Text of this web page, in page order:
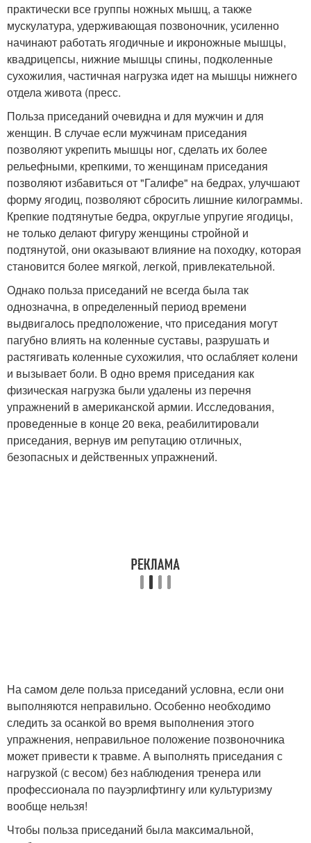
практически все группы ножных мышц, а также
мускулатура, удерживающая позвоночник, усиленно
начинают работать ягодичные и икроножные мышцы,
квадрицепсы, нижние мышцы спины, подколенные
сухожилия, частичная нагрузка идет на мышцы нижнего
отдела живота (пресс.
Польза приседаний очевидна и для мужчин и для
женщин. В случае если мужчинам приседания
позволяют укрепить мышцы ног, сделать их более
рельефными, крепкими, то женщинам приседания
позволяют избавиться от "Галифе" на бедрах, улучшают
форму ягодиц, позволяют сбросить лишние килограммы.
Крепкие подтянутые бедра, округлые упругие ягодицы,
не только делают фигуру женщины стройной и
подтянутой, они оказывают влияние на походку, которая
становится более мягкой, легкой, привлекательной.
Однако польза приседаний не всегда была так
однозначна, в определенный период времени
выдвигалось предположение, что приседания могут
пагубно влиять на коленные суставы, разрушать и
растягивать коленные сухожилия, что ослабляет колени
и вызывает боли. В одно время приседания как
физическая нагрузка были удалены из перечня
упражнений в американской армии. Исследования,
проведенные в конце 20 века, реабилитировали
приседания, вернув им репутацию отличных,
безопасных и действенных упражнений.
На самом деле польза приседаний условна, если они
выполняются неправильно. Особенно необходимо
следить за осанкой во время выполнения этого
упражнения, неправильное положение позвоночника
может привести к травме. А выполнять приседания с
нагрузкой (с весом) без наблюдения тренера или
профессионала по пауэрлифтингу или культуризму
вообще нельзя!
Чтобы польза приседаний была максимальной,